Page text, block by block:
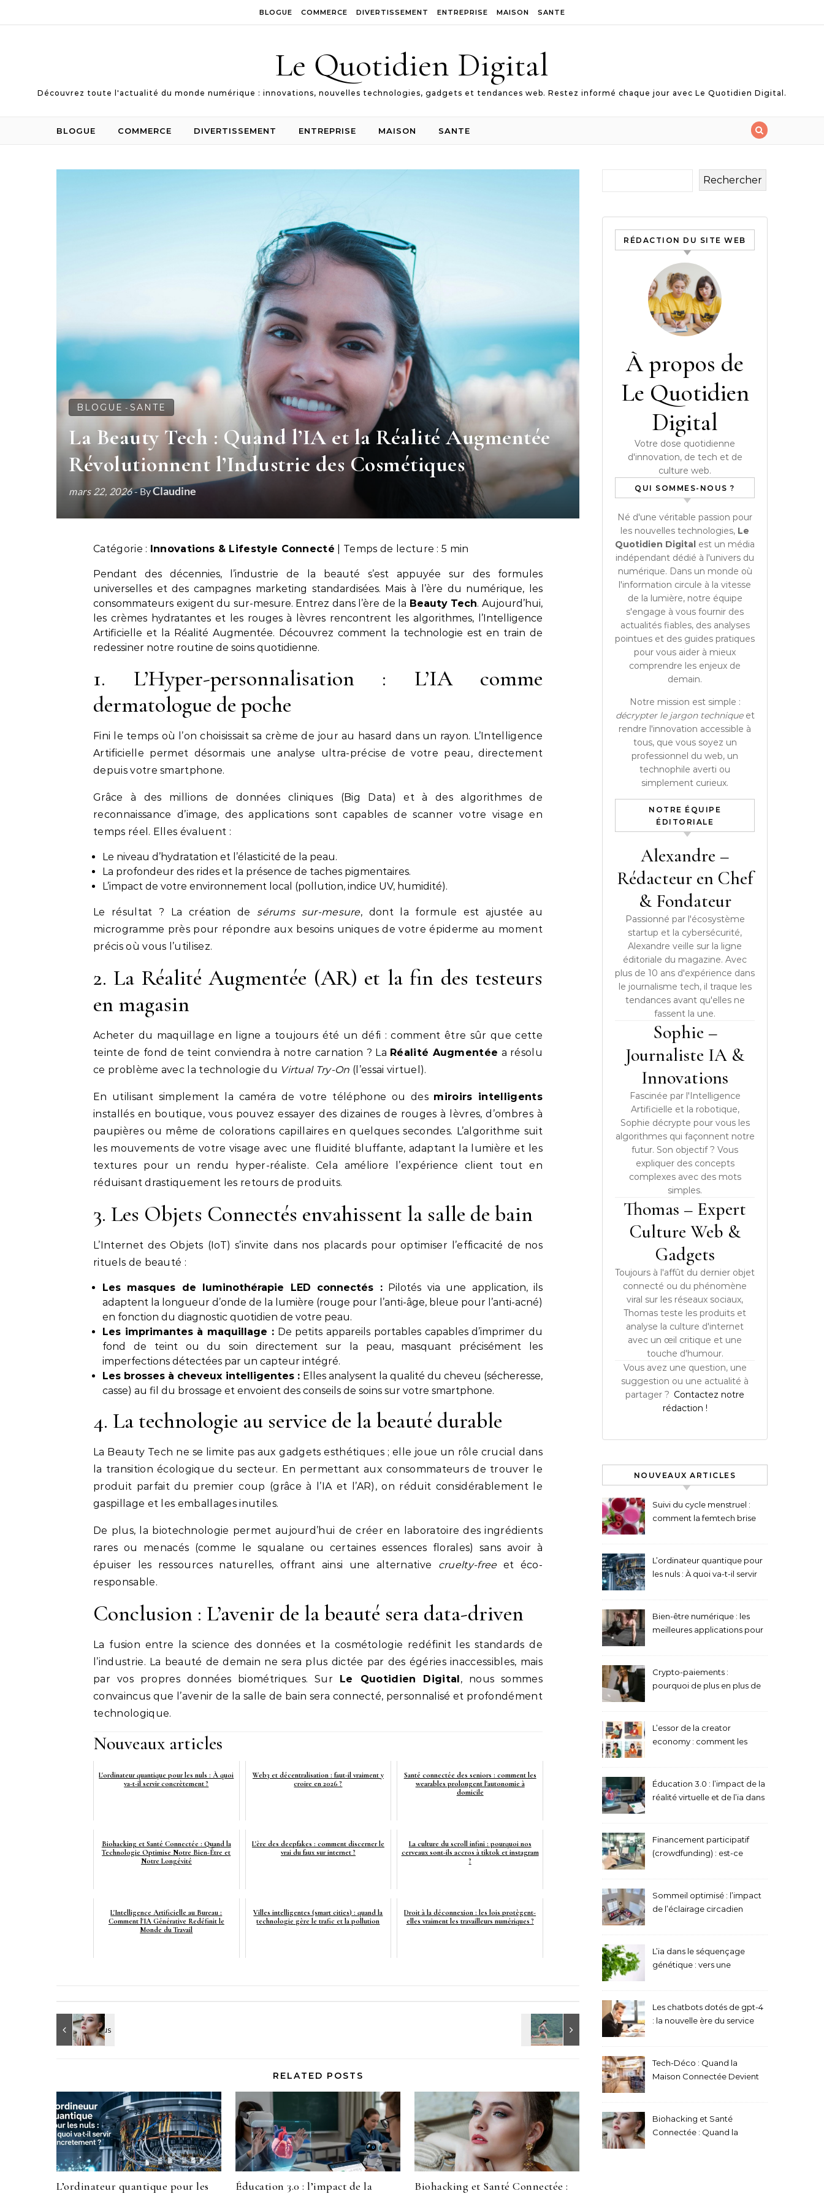
BLOGUE COMMERCE DIVERTISSEMENT ENTREPRISE MAISON SANTE
Le Quotidien Digital
Découvrez toute l'actualité du monde numérique : innovations, nouvelles technologies, gadgets et tendances web. Restez informé chaque jour avec Le Quotidien Digital.
BLOGUE COMMERCE DIVERTISSEMENT ENTREPRISE MAISON SANTE
BLOGUE - SANTE
La Beauty Tech : Quand l’IA et la Réalité Augmentée
Révolutionnent l’Industrie des Cosmétiques
mars 22, 2026- ByClaudine
Catégorie : Innovations & Lifestyle Connecté | Temps de lecture : 5 min
Pendant des décennies, l’industrie de la beauté s’est appuyée sur des formules
universelles et des campagnes marketing standardisées. Mais à l’ère du numérique, les
consommateurs exigent du sur-mesure. Entrez dans l’ère de la Beauty Tech. Aujourd’hui,
les crèmes hydratantes et les rouges à lèvres rencontrent les algorithmes, l’Intelligence
Artificielle et la Réalité Augmentée. Découvrez comment la technologie est en train de
redessiner notre routine de soins quotidienne.
1. L’Hyper-personnalisation : L’IA comme
dermatologue de poche
Fini le temps où l’on choisissait sa crème de jour au hasard dans un rayon. L’Intelligence
Artificielle permet désormais une analyse ultra-précise de votre peau, directement
depuis votre smartphone.
Grâce à des millions de données cliniques (Big Data) et à des algorithmes de
reconnaissance d’image, des applications sont capables de scanner votre visage en
temps réel. Elles évaluent :
Le niveau d’hydratation et l’élasticité de la peau.
La profondeur des rides et la présence de taches pigmentaires.
L’impact de votre environnement local (pollution, indice UV, humidité).
Le résultat ? La création de sérums sur-mesure, dont la formule est ajustée au
microgramme près pour répondre aux besoins uniques de votre épiderme au moment
précis où vous l’utilisez.
2. La Réalité Augmentée (AR) et la fin des testeurs
en magasin
Acheter du maquillage en ligne a toujours été un défi : comment être sûr que cette
teinte de fond de teint conviendra à notre carnation ? La Réalité Augmentée a résolu
ce problème avec la technologie du Virtual Try-On (l’essai virtuel).
En utilisant simplement la caméra de votre téléphone ou des miroirs intelligents
installés en boutique, vous pouvez essayer des dizaines de rouges à lèvres, d’ombres à
paupières ou même de colorations capillaires en quelques secondes. L’algorithme suit
les mouvements de votre visage avec une fluidité bluffante, adaptant la lumière et les
textures pour un rendu hyper-réaliste. Cela améliore l’expérience client tout en
réduisant drastiquement les retours de produits.
3. Les Objets Connectés envahissent la salle de bain
L’Internet des Objets (IoT) s’invite dans nos placards pour optimiser l’efficacité de nos
rituels de beauté :
Les masques de luminothérapie LED connectés :Pilotés via une application, ils
adaptent la longueur d’onde de la lumière (rouge pour l’anti-âge, bleue pour l’anti-acné)
en fonction du diagnostic quotidien de votre peau.
Les imprimantes à maquillage :De petits appareils portables capables d’imprimer du
fond de teint ou du soin directement sur la peau, masquant précisément les
imperfections détectées par un capteur intégré.
Les brosses à cheveux intelligentes : Elles analysent la qualité du cheveu (sécheresse,
casse) au fil du brossage et envoient des conseils de soins sur votre smartphone.
4. La technologie au service de la beauté durable
La Beauty Tech ne se limite pas aux gadgets esthétiques ; elle joue un rôle crucial dans
la transition écologique du secteur. En permettant aux consommateurs de trouver le
produit parfait du premier coup (grâce à l’IA et l’AR), on réduit considérablement le
gaspillage et les emballages inutiles.
De plus, la biotechnologie permet aujourd’hui de créer en laboratoire des ingrédients
rares ou menacés (comme le squalane ou certaines essences florales) sans avoir à
épuiser les ressources naturelles, offrant ainsi une alternative cruelty-freeet éco-
responsable.
Conclusion : L’avenir de la beauté sera data-driven
La fusion entre la science des données et la cosmétologie redéfinit les standards de
l’industrie. La beauté de demain ne sera plus dictée par des égéries inaccessibles, mais
par vos propres données biométriques. Sur Le Quotidien Digital, nous sommes
convaincus que l’avenir de la salle de bain sera connecté, personnalisé et profondément
technologique.
Nouveaux articles
L'ordinateur quantique pour les nuls : À quoi
va-t-il servir concrètement ?
Web3 et décentralisation : faut-il vraiment y
croire en 2026 ?
Santé connectée des seniors : comment les
wearables prolongent l'autonomie à
domicile
Biohacking et Santé Connectée : Quand la
Technologie Optimise Notre Bien-Être et
Notre Longévité
L'ère des deepfakes : comment discerner le
vrai du faux sur internet ?
La culture du scroll infini : pourquoi nos
cerveaux sont-ils accros à tiktok et instagram
?
L'Intelligence Artificielle au Bureau :
Comment l'IA Générative Redéfinit le
Monde du Travail
Villes intelligentes (smart cities) : quand la
technologie gère le trafic et la pollution
Droit à la déconnexion : les lois protègent-
elles vraiment les travailleurs numériques ?
RELATED POSTS
L’ordinateur quantique pour les
Éducation 3.0 : l’impact de la
Biohacking et Santé Connectée :
Rechercher
RÉDACTION DU SITE WEB
À propos de
Le Quotidien
Digital
Votre dose quotidienne
d'innovation, de tech et de
culture web.
QUI SOMMES-NOUS ?
Né d'une véritable passion pour
les nouvelles technologies, Le
Quotidien Digital est un média
indépendant dédié à l'univers du
numérique. Dans un monde où
l'information circule à la vitesse
de la lumière, notre équipe
s'engage à vous fournir des
actualités fiables, des analyses
pointues et des guides pratiques
pour vous aider à mieux
comprendre les enjeux de
demain.
Notre mission est simple :
décrypter le jargon techniqueet
rendre l'innovation accessible à
tous, que vous soyez un
professionnel du web, un
technophile averti ou
simplement curieux.
NOTRE ÉQUIPE
ÉDITORIALE
Alexandre –
Rédacteur en Chef
& Fondateur
Passionné par l'écosystème
startup et la cybersécurité,
Alexandre veille sur la ligne
éditoriale du magazine. Avec
plus de 10 ans d'expérience dans
le journalisme tech, il traque les
tendances avant qu'elles ne
fassent la une.
Sophie –
Journaliste IA &
Innovations
Fascinée par l'Intelligence
Artificielle et la robotique,
Sophie décrypte pour vous les
algorithmes qui façonnent notre
futur. Son objectif ? Vous
expliquer des concepts
complexes avec des mots
simples.
Thomas – Expert
Culture Web &
Gadgets
Toujours à l'affût du dernier objet
connecté ou du phénomène
viral sur les réseaux sociaux,
Thomas teste les produits et
analyse la culture d'internet
avec un œil critique et une
touche d'humour.
Vous avez une question, une
suggestion ou une actualité à
partager ? Contactez notre
rédaction !
NOUVEAUX ARTICLES
Suivi du cycle menstruel :
comment la femtech brise
L’ordinateur quantique pour
les nuls : À quoi va-t-il servir
Bien-être numérique : les
meilleures applications pour
Crypto-paiements :
pourquoi de plus en plus de
L’essor de la creator
economy : comment les
Éducation 3.0 : l’impact de la
réalité virtuelle et de l’ia dans
Financement participatif
(crowdfunding) : est-ce
Sommeil optimisé : l’impact
de l’éclairage circadien
L’ia dans le séquençage
génétique : vers une
Les chatbots dotés de gpt-4
: la nouvelle ère du service
Tech-Déco : Quand la
Maison Connectée Devient
Biohacking et Santé
Connectée : Quand la